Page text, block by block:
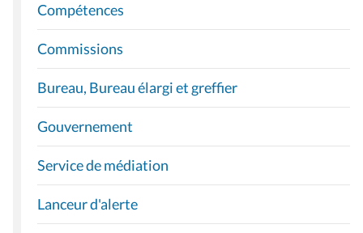
Compétences
Commissions
Bureau, Bureau élargi et greffier
Gouvernement
Service de médiation
Lanceur d'alerte